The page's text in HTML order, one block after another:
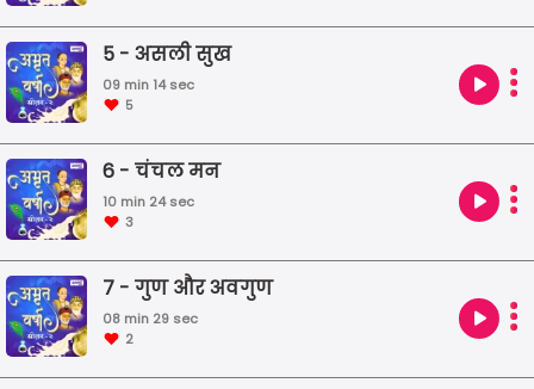
5 - असली सुख
09 min 14 sec
5
6 - चंचल मन
10 min 24 sec
3
7 - गुण और अवगुण
08 min 29 sec
2